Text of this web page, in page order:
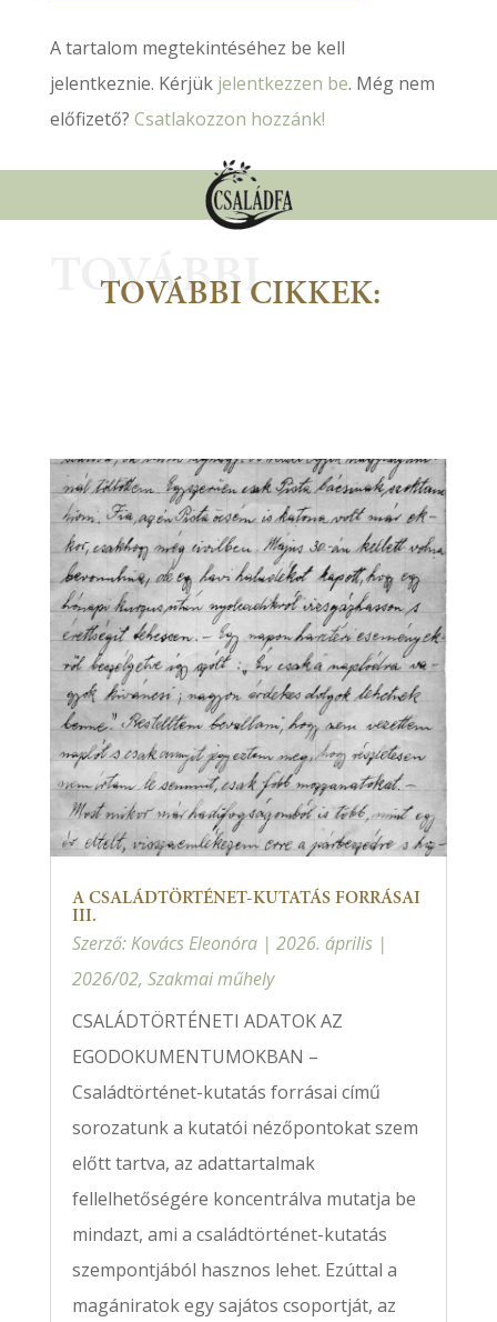
A tartalom megtekintéséhez be kell
jelentkeznie. Kérjük jelentkezzen be. Még nem
előfizető? Csatlakozzon hozzánk!
TOVÁBBI
TOVÁBBI CIKKEK:
A CSALÁDTÖRTÉNET-KUTATÁS FORRÁSAI
III.
Szerző:Kovács Eleonóra| 2026. április|
2026/02, Szakmai műhely
CSALÁDTÖRTÉNETI ADATOK AZ
EGODOKUMENTUMOKBAN –
Családtörténet-kutatás forrásai című
sorozatunk a kutatói nézőpontokat szem
előtt tartva, az adattartalmak
fellelhetőségére koncentrálva mutatja be
mindazt, ami a családtörténet-kutatás
szempontjából hasznos lehet. Ezúttal a
magániratok egy sajátos csoportját, az